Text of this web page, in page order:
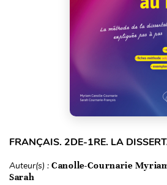
FRANÇAIS. 2DE-1RE. LA
Auteur(s) : Canolle-Cournarie
Sarah